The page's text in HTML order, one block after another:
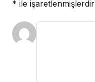
* ile işaretlenmişlerdir